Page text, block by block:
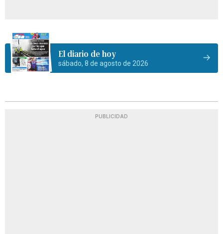
El diario de hoy
sábado, 8 de agosto de 2026
PUBLICIDAD